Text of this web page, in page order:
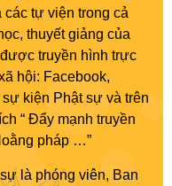
các tự viện trong cả
thuyết giảng của
truyền hình trực
hội: Facebook,
kiện Phật sự và trên
“ Đẩy mạnh truyền
pháp …”
là phóng viên, Ban